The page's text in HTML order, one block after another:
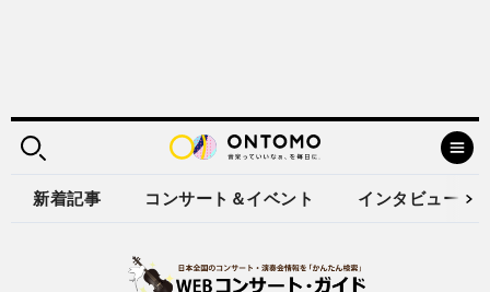
新着記事 コンサート＆イベント インタビュー